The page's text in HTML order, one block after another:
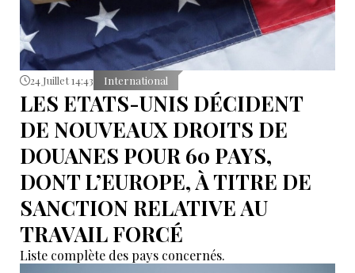
24 Juillet 14:43 International
LES ETATS-UNIS DÉCIDENT
DE NOUVEAUX DROITS DE
DOUANES POUR 60 PAYS,
DONT L’EUROPE, À TITRE DE
SANCTION RELATIVE AU
TRAVAIL FORCÉ
Liste complète des pays concernés.